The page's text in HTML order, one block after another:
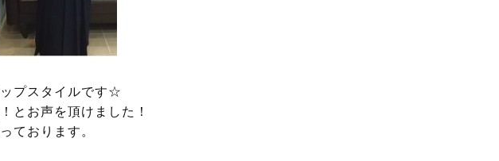
プスタイルです☆
とお声を頂けました！
ております。